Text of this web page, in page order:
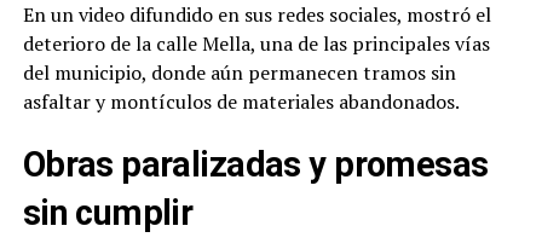
En un video difundido en sus redes sociales, mostró el
deterioro de la calle Mella, una de las principales vías
del municipio, donde aún permanecen tramos sin
asfaltar y montículos de materiales abandonados.
Obras paralizadas y promesas
sin cumplir